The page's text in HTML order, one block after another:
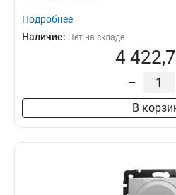
Подробнее
Наличие: Нет на складе
4
–
В